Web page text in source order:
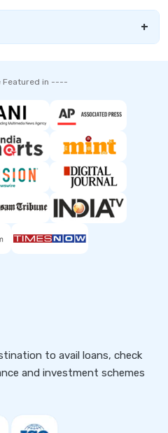
+
Featured in ----
to avail loans, check
and investment schemes